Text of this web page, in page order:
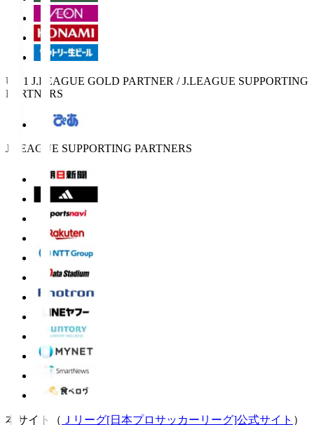
U-21 J.LEAGUE GOLD PARTNER / J.LEAGUE SUPPORTING
PARTNERS
J.LEAGUE SUPPORTING PARTNERS
本サイト（ Ｊリーグ[日本プロサッカーリーグ]公式サイト ）